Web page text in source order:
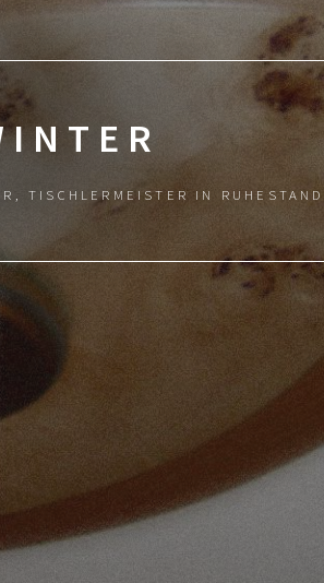
TISCHLERMEISTER IN RUHESTAND.